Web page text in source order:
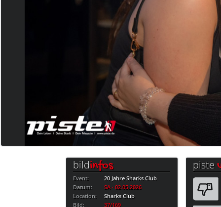
bildinfos
Event:
20 Jahre Sharks Club
Datum:
SA · 02.05.2026
Location:
Sharks Club
Bild:
37/169
piste